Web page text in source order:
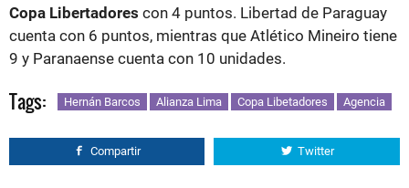
Copa Libertadores con 4 puntos. Libertad de Paraguay
cuenta con 6 puntos, mientras que Atlético Mineiro tiene
9 y Paranaense cuenta con 10 unidades.
Tags: Hernán Barcos Alianza Lima Copa Libetadores Agencia
Compartir Twitter